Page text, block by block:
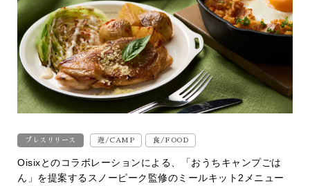
プレスリリース 遊/CAMP 食/FOOD
Oisixとのコラボレーションによる、「おうちキャンプごは
ん」を提案するスノーピーク監修のミールキット2メニュー